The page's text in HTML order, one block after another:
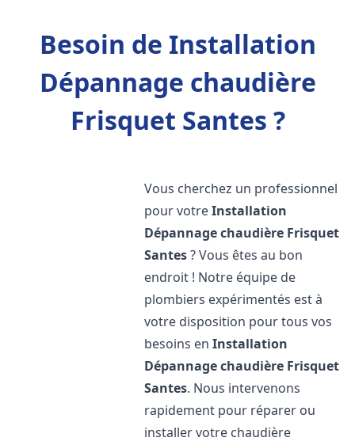
Besoin de Installation
Dépannage chaudière
Frisquet Santes ?
Vous cherchez un professionnel
pour votreInstallation
Dépannage chaudière Frisquet
Santes? Vous êtes au bon
endroit ! Notre équipe de
plombiers expérimentés est à
votre disposition pour tous vos
besoins enInstallation
Dépannage chaudière Frisquet
Santes. Nous intervenons
rapidement pour réparer ou
installer votre chaudière